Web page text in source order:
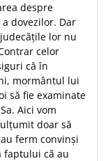
despre
dovezilor. Dar
lor nu
celor
că în
mormântul lui
să fie examinate
Aici vom
doar să
ferm convinşi
faptului că au